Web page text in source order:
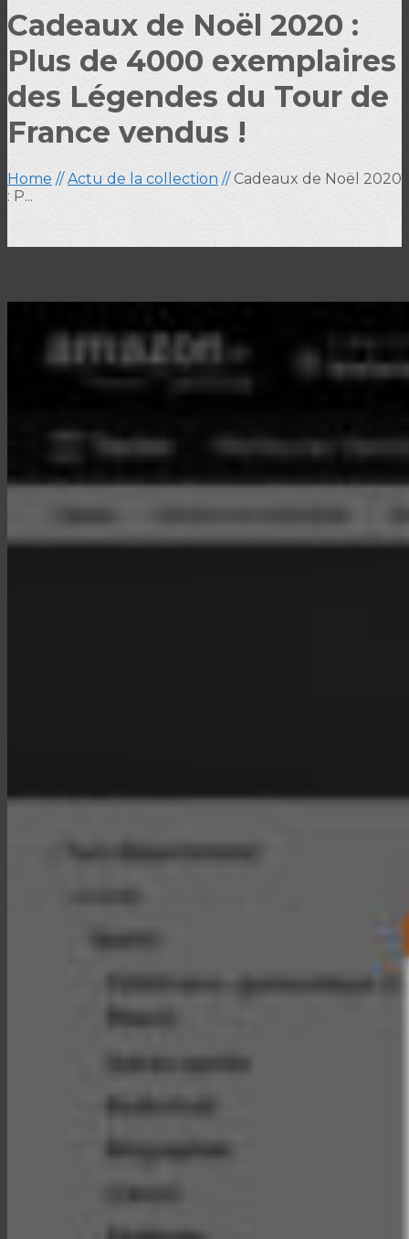
Cadeaux de Noël 2020 :
Plus de 4000 exemplaires
des Légendes du Tour de
France vendus !
Home // Actu de la collection //Cadeaux de Noël 2020
: P...